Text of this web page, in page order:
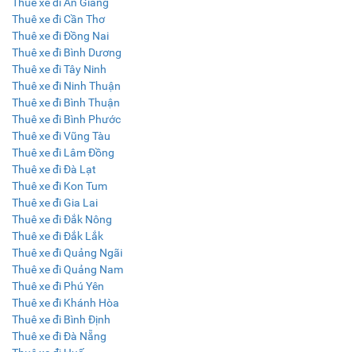
Thuê xe đi An Giang
Thuê xe đi Cần Thơ
Thuê xe đi Đồng Nai
Thuê xe đi Bình Dương
Thuê xe đi Tây Ninh
Thuê xe đi Ninh Thuận
Thuê xe đi Bình Thuận
Thuê xe đi Bình Phước
Thuê xe đi Vũng Tàu
Thuê xe đi Lâm Đồng
Thuê xe đi Đà Lạt
Thuê xe đi Kon Tum
Thuê xe đi Gia Lai
Thuê xe đi Đắk Nông
Thuê xe đi Đắk Lắk
Thuê xe đi Quảng Ngãi
Thuê xe đi Quảng Nam
Thuê xe đi Phú Yên
Thuê xe đi Khánh Hòa
Thuê xe đi Bình Định
Thuê xe đi Đà Nẵng